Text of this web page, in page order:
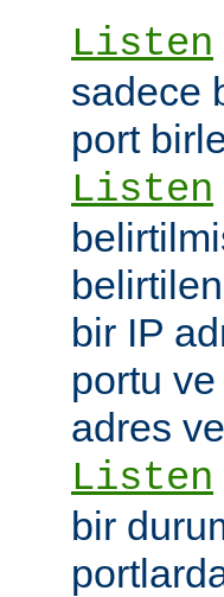
Listen
sadece
port
Listen
bir IP
portu
adres
Listen
bir